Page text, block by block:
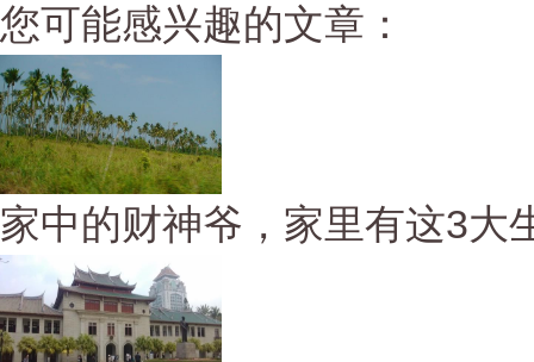
您可能感兴趣的文章：
家中的财神爷，家里有这3大